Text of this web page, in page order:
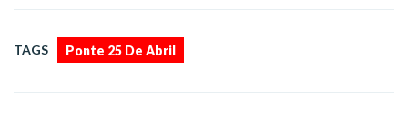
TAGS Ponte 25 De Abril